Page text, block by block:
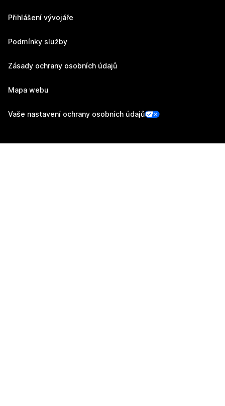
Přihlášení vývojáře
Podmínky služby
Zásady ochrany osobních údajů
Mapa webu
Vaše nastavení ochrany osobních údajů